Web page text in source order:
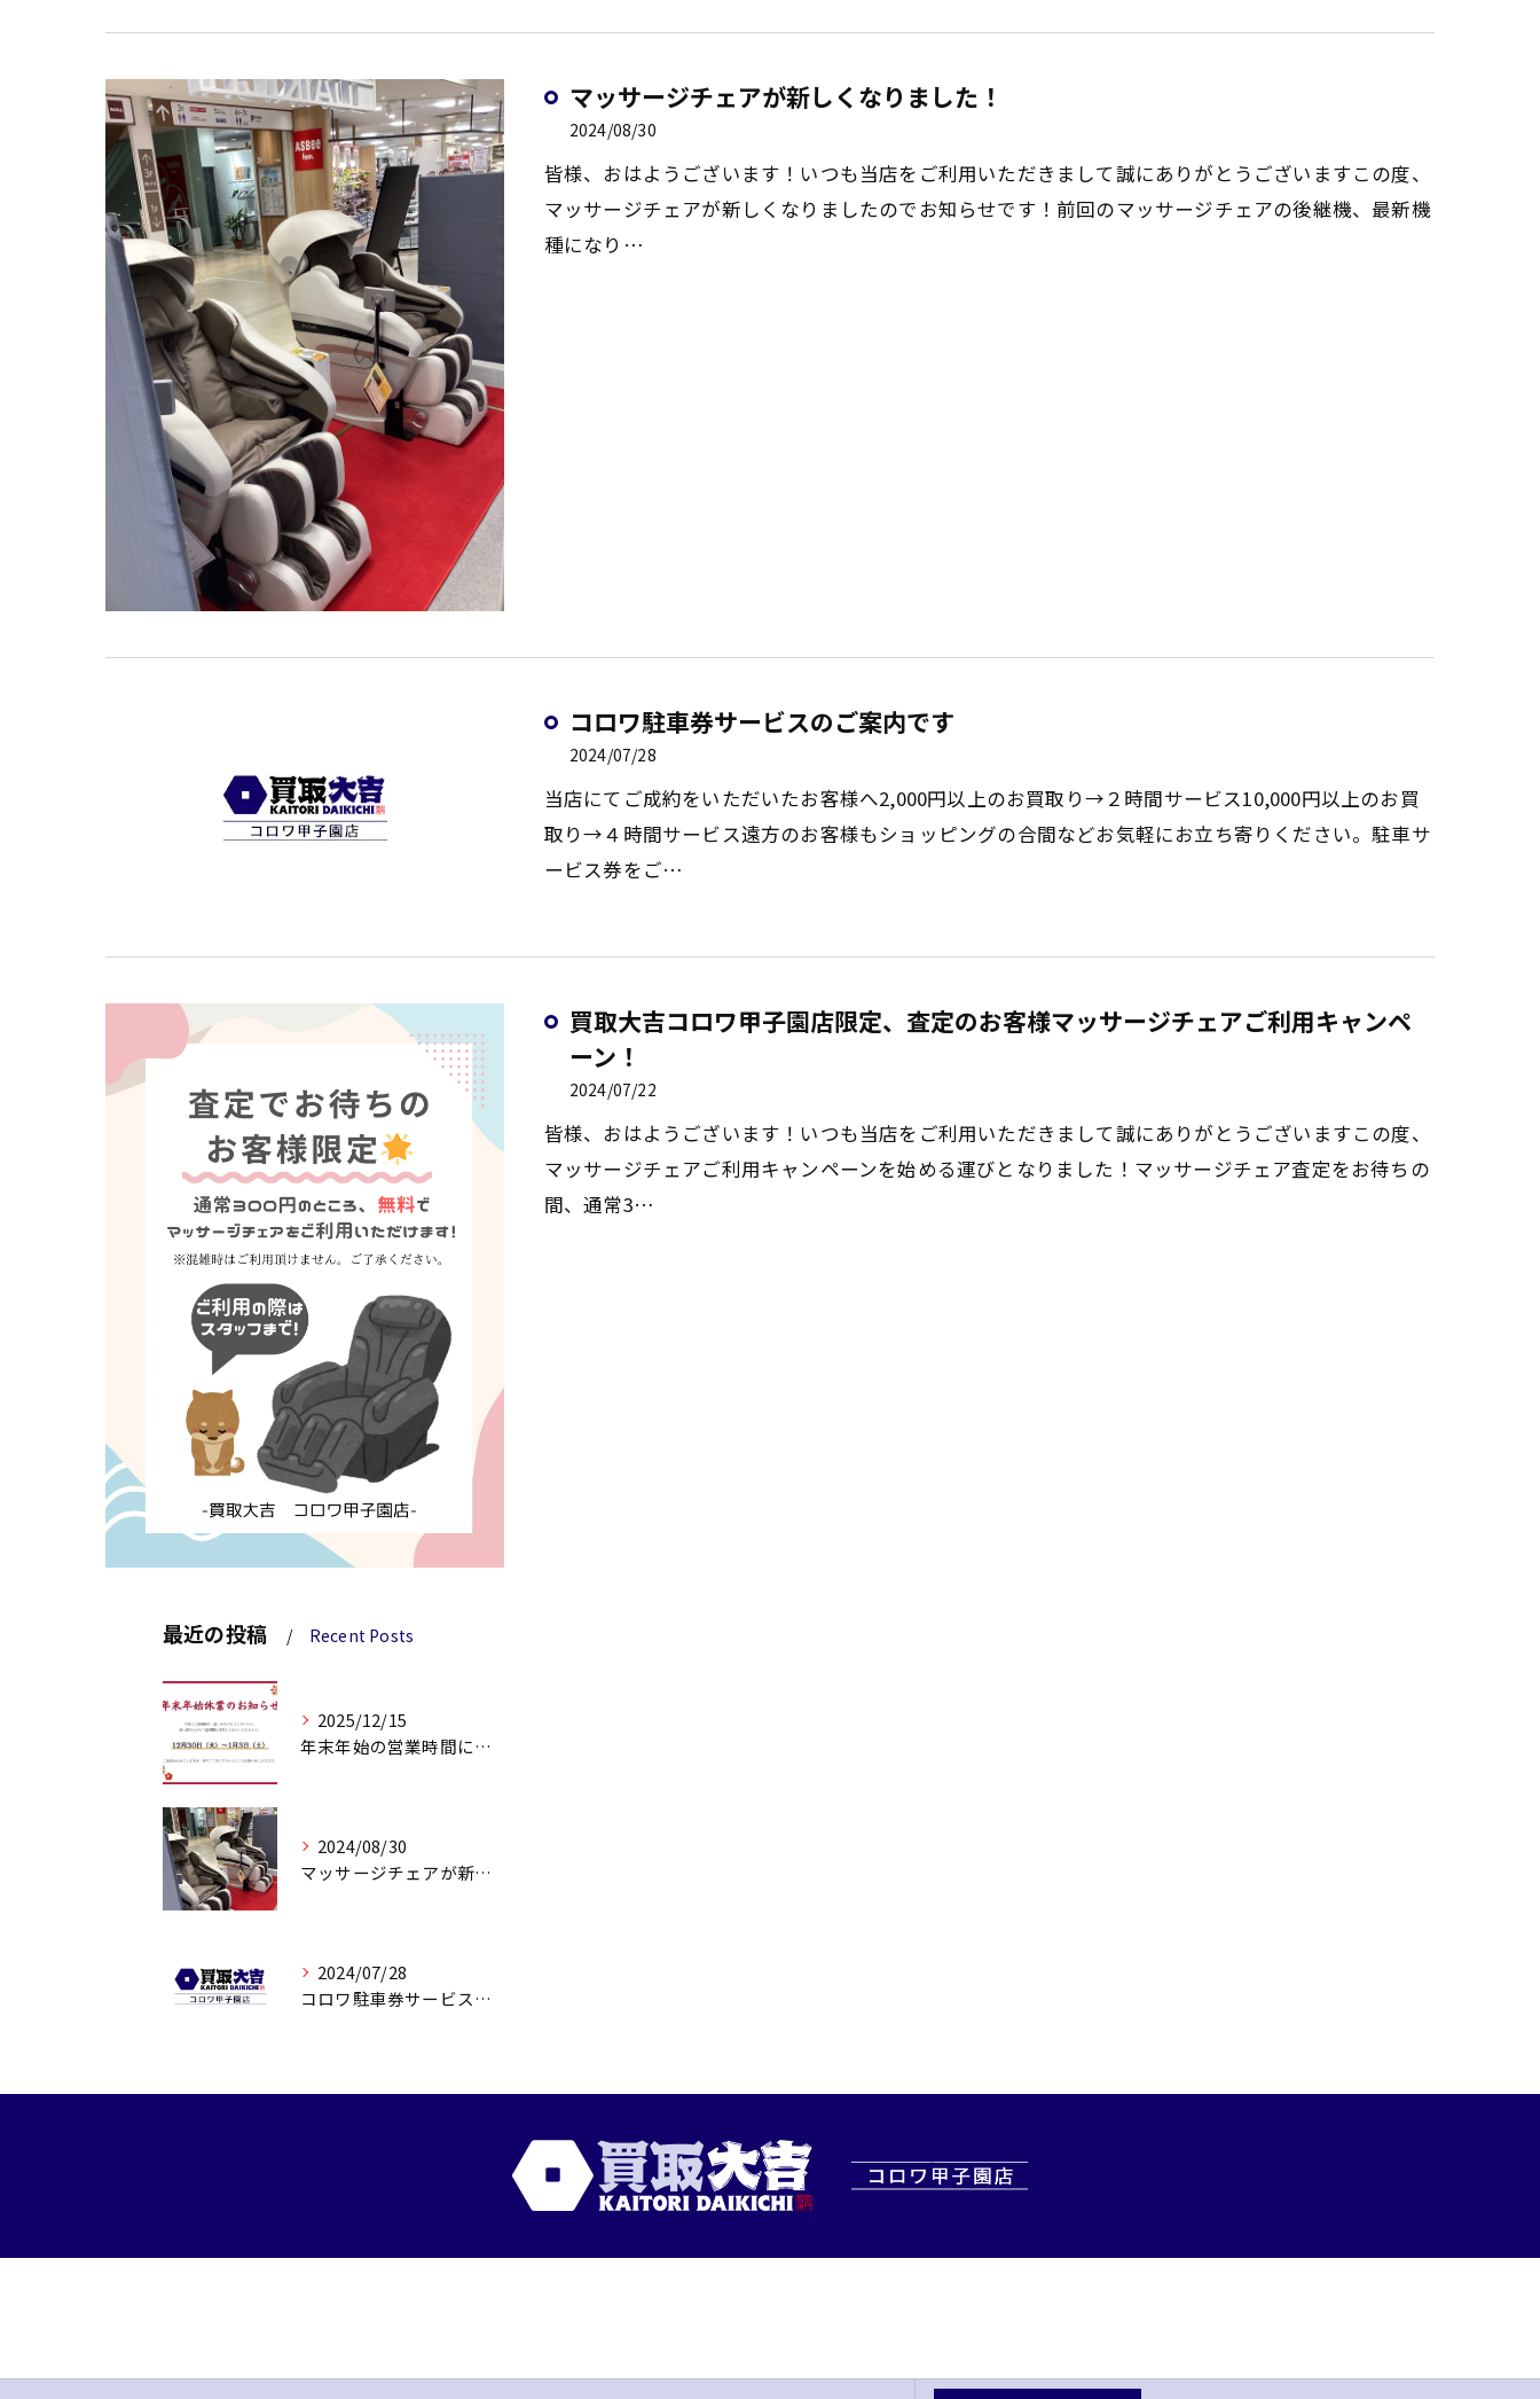
マッサージチェアが新しくなりました！
2024/08/30
皆様、おはようございます！いつも当店をご利用いただきまして誠にありがとうございますこの度、
マッサージチェアが新しくなりましたのでお知らせです！前回のマッサージチェアの後継機、最新機
種になり…
コロワ駐車券サービスのご案内です
2024/07/28
当店にてご成約をいただいたお客様へ2,000円以上のお買取り→２時間サービス10,000円以上のお買
取り→４時間サービス遠方のお客様もショッピングの合間などお気軽にお立ち寄りください。駐車サ
ービス券をご…
買取大吉コロワ甲子園店限定、査定のお客様マッサージチェアご利用キャンペ
ーン！
2024/07/22
皆様、おはようございます！いつも当店をご利用いただきまして誠にありがとうございますこの度、
マッサージチェアご利用キャンペーンを始める運びとなりました！マッサージチェア査定をお待ちの
間、通常3…
最近の投稿 Recent Posts
2025/12/15
年末年始の営業時間についてのお知らせ
2024/08/30
マッサージチェアが新しくなりました！
2024/07/28
コロワ駐車券サービスのご案内です